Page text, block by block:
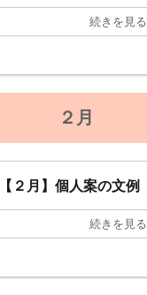
続きを見る
２月
【２月】個人案の文例
続きを見る